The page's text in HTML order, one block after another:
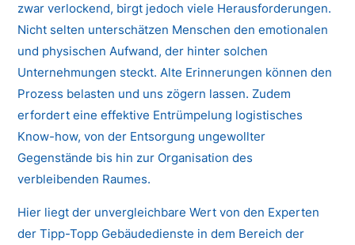
zwar verlockend, birgt jedoch viele Herausforderungen.
Nicht selten unterschätzen Menschen den emotionalen
und physischen Aufwand, der hinter solchen
Unternehmungen steckt. Alte Erinnerungen können den
Prozess belasten und uns zögern lassen. Zudem
erfordert eine effektive Entrümpelung logistisches
Know-how, von der Entsorgung ungewollter
Gegenstände bis hin zur Organisation des
verbleibenden Raumes.
Hier liegt der unvergleichbare Wert von den Experten
der Tipp-Topp Gebäudedienste in dem Bereich der